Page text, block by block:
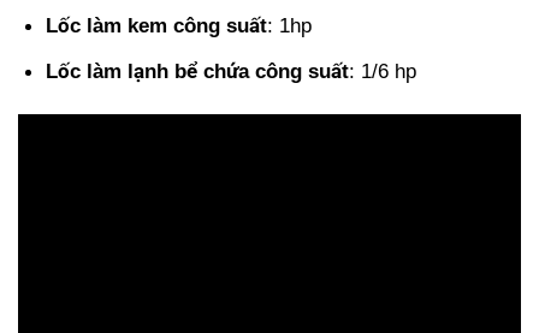
Lốc làm kem công suất: 1hp
Lốc làm lạnh bể chứa công suất: 1/6 hp